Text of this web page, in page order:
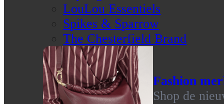
LouLou Essentiels
Spikes & Sparrow
The Chesterfield Brand
Fashion
Shop de